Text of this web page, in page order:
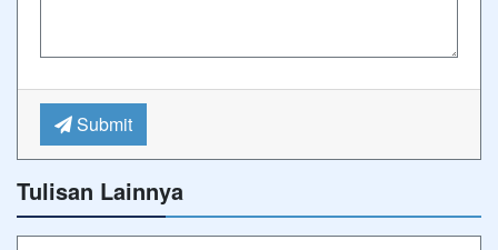
Submit
Tulisan Lainnya